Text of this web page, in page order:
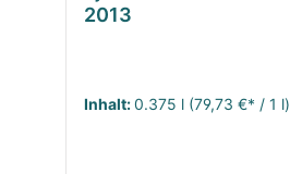
2013
Inhalt:0.375 l (79,73 €* / 1 l)